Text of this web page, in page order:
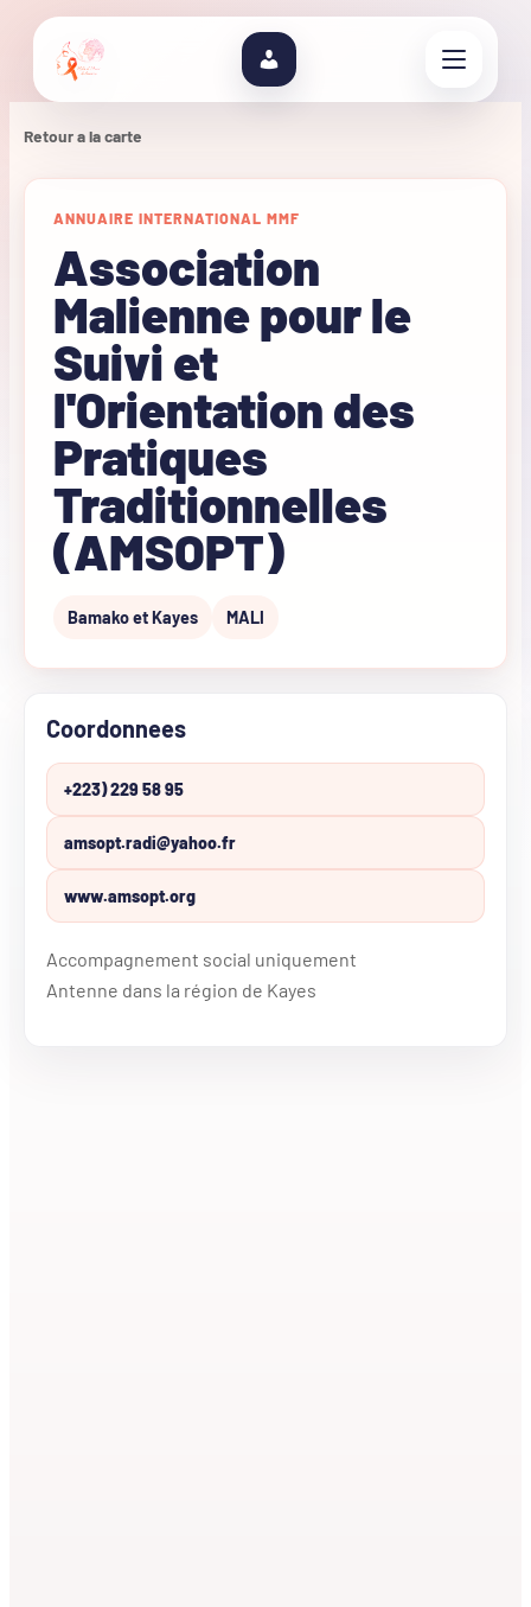
Retour a la carte
ANNUAIRE INTERNATIONAL MMF
Association
Malienne pour le
Suivi et
l'Orientation des
Pratiques
Traditionnelles
(AMSOPT)
Bamako et Kayes MALI
Coordonnees
+223) 229 58 95
amsopt.radi@yahoo.fr
www.amsopt.org
Accompagnement social uniquement
Antenne dans la région de Kayes